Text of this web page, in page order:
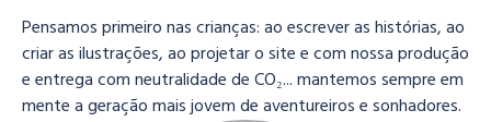
Pensamos primeiro nas crianças: ao escrever as histórias, ao
criar as ilustrações, ao projetar o site e com nossa produção
e entrega com neutralidade de CO₂... mantemos sempre em
mente a geração mais jovem de aventureiros e sonhadores.